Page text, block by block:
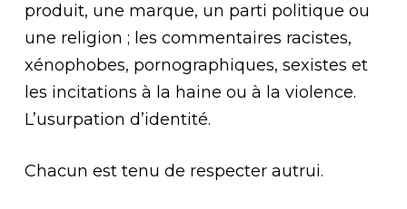
produit, une marque, un parti politique ou
une religion ; les commentaires racistes,
xénophobes, pornographiques, sexistes et
les incitations à la haine ou à la violence.
L’usurpation d’identité.
Chacun est tenu de respecter autrui.